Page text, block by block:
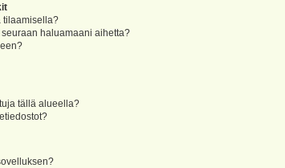
tilaamisella?
haluamaani aihetta?
tällä alueella?